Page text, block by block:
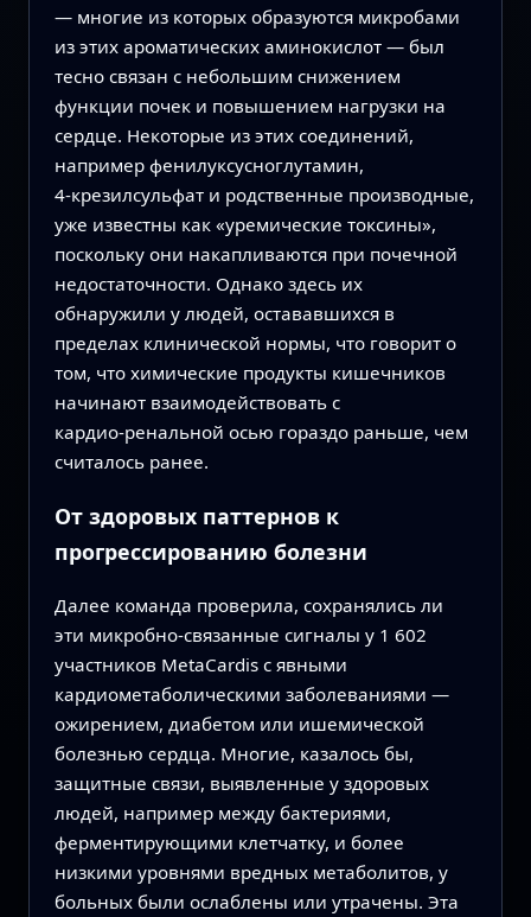
— многие из которых образуются микробами
из этих ароматических аминокислот — был
тесно связан с небольшим снижением
функции почек и повышением нагрузки на
сердце. Некоторые из этих соединений,
например фенилуксусноглутамин,
4‑крезилсульфат и родственные производные,
уже известны как «уремические токсины»,
поскольку они накапливаются при почечной
недостаточности. Однако здесь их
обнаружили у людей, остававшихся в
пределах клинической нормы, что говорит о
том, что химические продукты кишечников
начинают взаимодействовать с
кардио‑ренальной осью гораздо раньше, чем
считалось ранее.
От здоровых паттернов к
прогрессированию болезни
Далее команда проверила, сохранялись ли
эти микробно‑связанные сигналы у 1 602
участников MetaCardis с явными
кардиометаболическими заболеваниями —
ожирением, диабетом или ишемической
болезнью сердца. Многие, казалось бы,
защитные связи, выявленные у здоровых
людей, например между бактериями,
ферментирующими клетчатку, и более
низкими уровнями вредных метаболитов, у
больных были ослаблены или утрачены. Эта